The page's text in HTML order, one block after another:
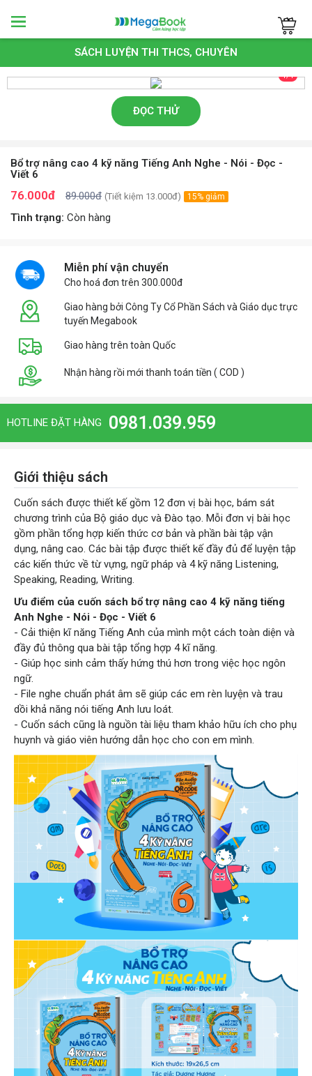
Megabook
SÁCH LUYỆN THI THCS, CHUYÊN
1/1
ĐỌC THỬ
Bổ trợ nâng cao 4 kỹ năng Tiếng Anh Nghe - Nói - Đọc -
Viết 6
76.000đ 89.000đ (Tiết kiệm 13.000đ) 15% giảm
Tình trạng: Còn hàng
Miễn phí vận chuyển
Cho hoá đơn trên 300.000đ
Giao hàng bởi Công Ty Cổ Phần Sách và Giáo dục trực
tuyến Megabook
Giao hàng trên toàn Quốc
Nhận hàng rồi mới thanh toán tiền ( COD )
HOTLINE ĐẶT HÀNG 0981.039.959
Giới thiệu sách
Cuốn sách được thiết kế gồm 12 đơn vị bài học, bám sát
chương trình của Bộ giáo dục và Đào tạo. Mỗi đơn vị bài học
gồm phần tổng hợp kiến thức cơ bản và phần bài tập vận
dụng, nâng cao. Các bài tập được thiết kế đầy đủ để luyện tập
các kiến thức về từ vựng, ngữ pháp và 4 kỹ năng Listening,
Speaking, Reading, Writing.
Ưu điểm của cuốn sách bổ trợ nâng cao 4 kỹ năng tiếng
Anh Nghe - Nói - Đọc - Viết 6
- Cải thiện kĩ năng Tiếng Anh của mình một cách toàn diện và
đầy đủ thông qua bài tập tổng hợp 4 kĩ năng.
- Giúp học sinh cảm thấy hứng thú hơn trong việc học ngôn
ngữ.
- File nghe chuẩn phát âm sẽ giúp các em rèn luyện và trau
dồi khả năng nói tiếng Anh lưu loát.
- Cuốn sách cũng là nguồn tài liệu tham khảo hữu ích cho phụ
huynh và giáo viên hướng dẫn học cho con em mình.